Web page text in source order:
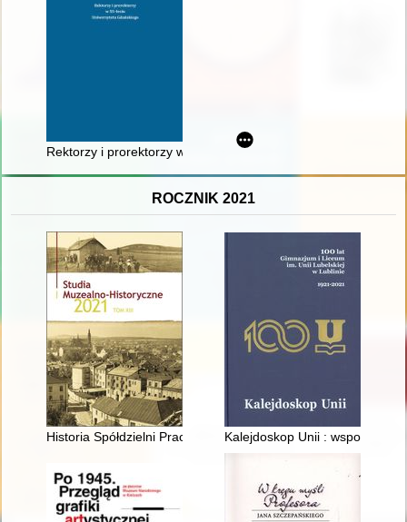
Rektorzy i prorektorzy w 55-leciu Uniwersytetu Gdańskiego
ROCZNIK 2021
Historia Spółdzielni Pracy "Kwarcyt" w Kielcach (1953-1957)
Kalejdoskop Unii :